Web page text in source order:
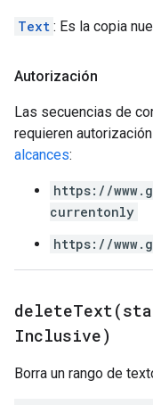
Text : Es la copia
Autorización
Las secuencias de
requieren
alcances:
https://
currentonly
https://
deleteText(
Inclusive)
Borra un rango de